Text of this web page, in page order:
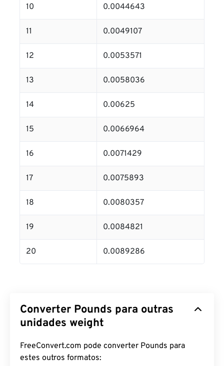
10 0.0044643
11 0.0049107
12 0.0053571
13 0.0058036
14 0.00625
15 0.0066964
16 0.0071429
17 0.0075893
18 0.0080357
19 0.0084821
20 0.0089286
Converter Pounds para outras
unidades weight
FreeConvert.com pode converter Pounds para
estes outros formatos: